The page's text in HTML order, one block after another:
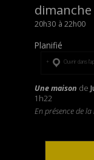
20h30 22h00
Planifié
Ouvrir dans
Une maison de
1h22
En présence de